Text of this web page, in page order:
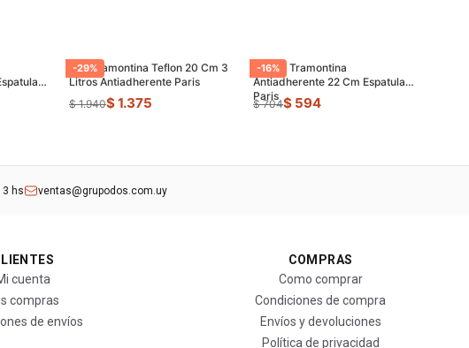
-29%
Olla Tramontina Teflon 20 Cm 3
Litros Antiadherente Paris
$ 1.940$ 1.375
-16%
Sarten Tramontina
Antiadherente 22 Cm Espatula
Paris
$ 704$ 594
hs ventas@grupodos.com.uy
cuenta
compras
de envíos
COMPRAS
Como comprar
Condiciones de compra
Envíos y devoluciones
Política de privacidad